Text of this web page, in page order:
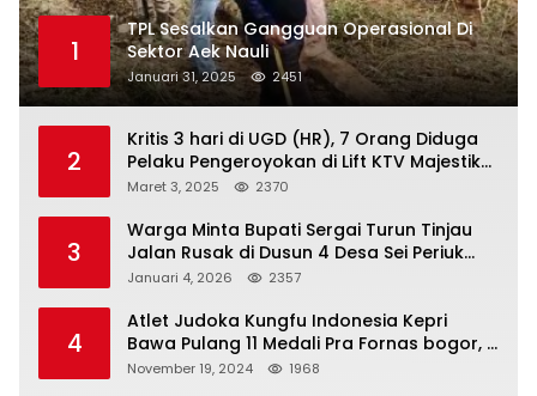
1
TPL Sesalkan Gangguan Operasional Di
Sektor Aek Nauli
Januari 31, 2025 2451
2
Kritis 3 hari di UGD (HR), 7 Orang Diduga
Pelaku Pengeroyokan di Lift KTV Majestik
Melenggang Bebas, Kantor Hukum JAP
Tanjungpinang
Maret 3, 2025 2370
3
Warga Minta Bupati Sergai Turun Tinjau
Jalan Rusak di Dusun 4 Desa Sei Periuk
Serdang Bedagai
Januari 4, 2026 2357
4
Atlet Judoka Kungfu Indonesia Kepri
Bawa Pulang 11 Medali Pra Fornas bogor, 3
Emas dan 8 Perunggu.
November 19, 2024 1968